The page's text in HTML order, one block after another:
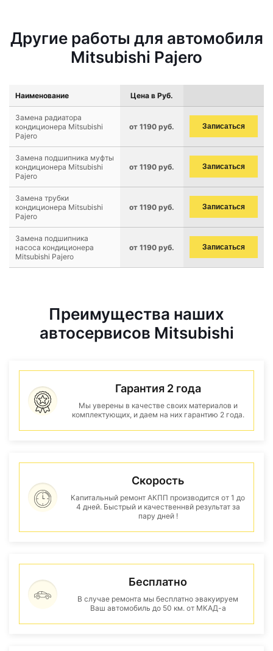
Другие работы для автомобиля
Mitsubishi Pajero
Наименование Цена в Руб.
Замена радиатора
кондиционера Mitsubishi
Pajero
от 1190 руб. Записаться
Замена подшипника муфты
кондиционера Mitsubishi
Pajero
от 1190 руб. Записаться
Замена трубки
кондиционера Mitsubishi
Pajero
от 1190 руб. Записаться
Замена подшипника
насоса кондиционера
Mitsubishi Pajero
от 1190 руб. Записаться
Преимущества наших
автосервисов Mitsubishi
Гарантия 2 года
Мы уверены в качестве своих материалов и
комплектующих, и даем на них гарантию 2 года.
Скорость
Капитальный ремонт АКПП производится от 1 до
4 дней. Быстрый и качественнвй результат за
пару дней !
Бесплатно
В случае ремонта мы бесплатно эвакуируем
Ваш автомобиль до 50 км. от МКАД-а